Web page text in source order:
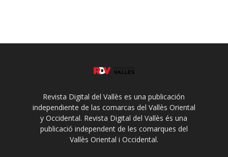
Revista Digital del Vallès es una publicación
independiente de las comarcas del Vallès Oriental
y Occidental. Revista Digital del Vallès és una
publicació independent de les comarques del
Vallès Oriental i Occidental.